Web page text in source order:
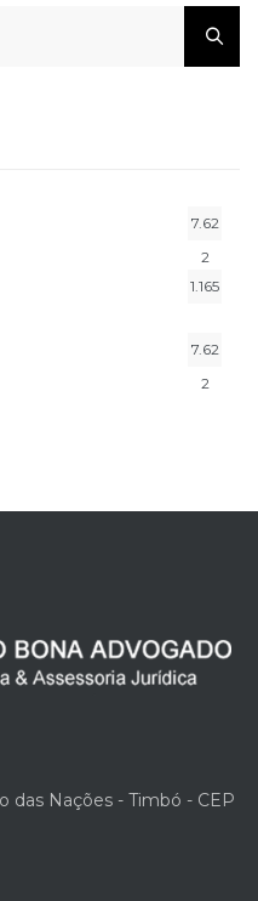
7.62
2
1.165
7.62
2
das Nações - Timbó - CEP